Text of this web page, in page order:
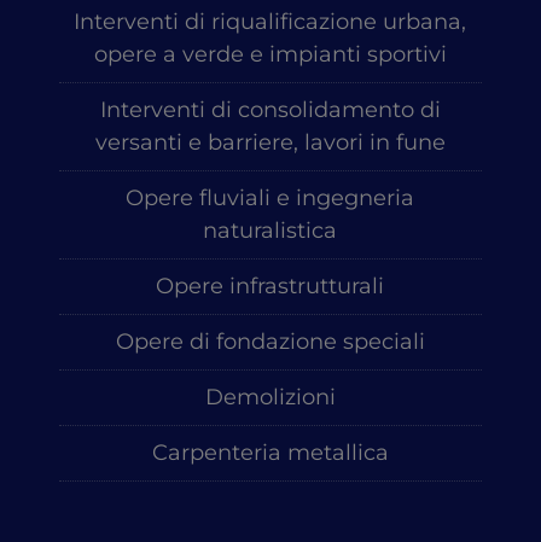
Interventi di riqualificazione urbana,
opere a verde e impianti sportivi
Interventi di consolidamento di
versanti e barriere, lavori in fune
Opere fluviali e ingegneria
naturalistica
Opere infrastrutturali
Opere di fondazione speciali
Demolizioni
Carpenteria metallica